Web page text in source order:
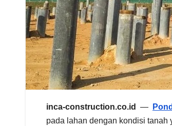
inca-construction.co.id —
pada lahan dengan kondisi tanah